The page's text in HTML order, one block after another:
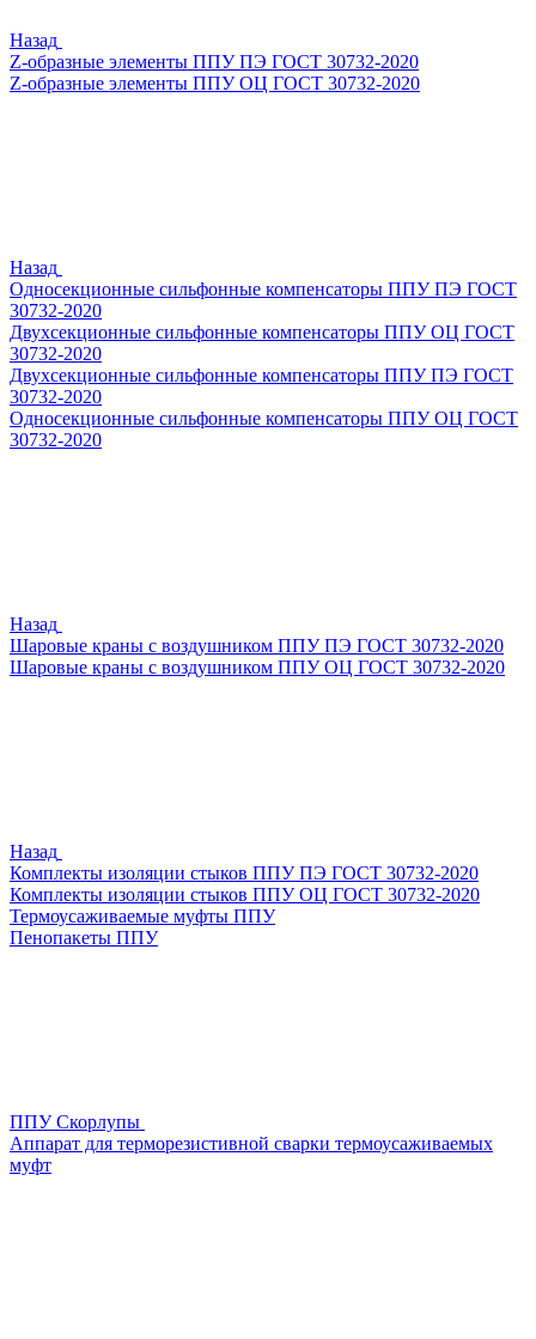
Назад
Z-образные элементы ППУ ПЭ ГОСТ 30732-2020
Z-образные элементы ППУ ОЦ ГОСТ 30732-2020
Назад
Односекционные сильфонные компенсаторы ППУ ПЭ ГОСТ
30732-2020
Двухсекционные сильфонные компенсаторы ППУ ОЦ ГОСТ
30732-2020
Двухсекционные сильфонные компенсаторы ППУ ПЭ ГОСТ
30732-2020
Односекционные сильфонные компенсаторы ППУ ОЦ ГОСТ
30732-2020
Назад
Шаровые краны с воздушником ППУ ПЭ ГОСТ 30732-2020
Шаровые краны с воздушником ППУ ОЦ ГОСТ 30732-2020
Назад
Комплекты изоляции стыков ППУ ПЭ ГОСТ 30732-2020
Комплекты изоляции стыков ППУ ОЦ ГОСТ 30732-2020
Термоусаживаемые муфты ППУ
Пенопакеты ППУ
ППУ Скорлупы
Аппарат для терморезистивной сварки термоусаживаемых
муфт